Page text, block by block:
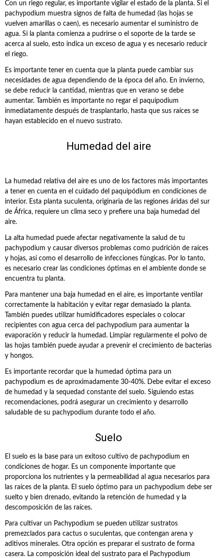
Con un riego regular, es importante vigilar el estado de la planta. Si el
pachypodium muestra signos de falta de humedad (las hojas se
vuelven amarillas o caen), es necesario aumentar el suministro de
agua. Si la planta comienza a pudrirse o el soporte de la tarde se
acerca al suelo, esto indica un exceso de agua y es necesario reducir
el riego.
Es importante tener en cuenta que la planta puede cambiar sus
necesidades de agua dependiendo de la época del año. En invierno,
se debe reducir la cantidad, mientras que en verano se debe
aumentar. También es importante no regar el paquipodium
inmediatamente después de trasplantarlo, hasta que sus raíces se
hayan establecido en el nuevo sustrato.
Humedad del aire
La humedad relativa del aire es uno de los factores más importantes
a tener en cuenta en el cuidado del paquipódium en condiciones de
interior. Esta planta suculenta, originaria de las regiones áridas del sur
de África, requiere un clima seco y prefiere una baja humedad del
aire.
La alta humedad puede afectar negativamente la salud de tu
pachypodium y causar diversos problemas como pudrición de raíces
y hojas, así como el desarrollo de infecciones fúngicas. Por lo tanto,
es necesario crear las condiciones óptimas en el ambiente donde se
encuentra tu planta.
Para mantener una baja humedad en el aire, es importante ventilar
correctamente la habitación y evitar regar demasiado la planta.
También puedes utilizar humidificadores especiales o colocar
recipientes con agua cerca del pachypodium para aumentar la
evaporación y reducir la humedad. Limpiar regularmente el polvo de
las hojas también puede ayudar a prevenir el crecimiento de bacterias
y hongos.
Es importante recordar que la humedad óptima para un
pachypodium es de aproximadamente 30-40%. Debe evitar el exceso
de humedad y la sequedad constante del suelo. Siguiendo estas
recomendaciones, podrá asegurar un crecimiento y desarrollo
saludable de su pachypodium durante todo el año.
Suelo
El suelo es la base para un exitoso cultivo de pachypodium en
condiciones de hogar. Es un componente importante que
proporciona los nutrientes y la permeabilidad al agua necesarios para
las raíces de la planta. El suelo óptimo para un pachypodium debe ser
suelto y bien drenado, evitando la retención de humedad y la
descomposición de las raíces.
Para cultivar un Pachypodium se pueden utilizar sustratos
premezclados para cactus o suculentas, que contengan arena y
aditivos minerales. Otra opción es preparar el sustrato de forma
casera. La composición ideal del sustrato para el Pachypodium